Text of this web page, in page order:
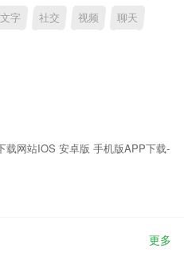
文字 社交 视频 聊天
载网站IOS 安卓版 手机版APP下载-
更多